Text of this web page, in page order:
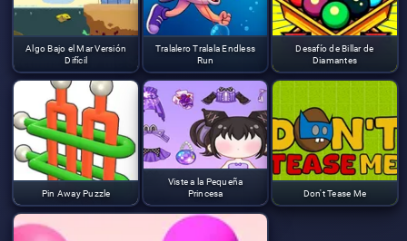
Algo Bajo el Mar Versión
Difícil
Tralalero Tralala Endless
Run
Desafío de Billar de
Diamantes
Pin Away Puzzle
Viste a la Pequeña
Princesa
Don't Tease Me